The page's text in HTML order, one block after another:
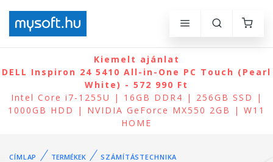
Kiemelt ajánlat
DELL Inspiron 24 5410 All-in-One PC Touch (Pearl
White) - 572 990 Ft
Intel Core i7-1255U | 16GB DDR4 | 256GB SSD |
1000GB HDD | NVIDIA GeForce MX550 2GB | W11
HOME
CÍMLAP TERMÉKEK
SZÁMÍTÁSTECHNIKA